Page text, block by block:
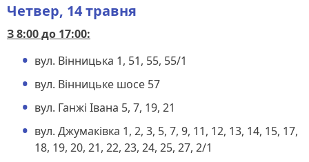
Четвер, 14 травня
З 8:00 до 17:00:
вул. Вінницька 1, 51, 55, 55/1
вул. Вінницьке шосе 57
вул. Ганжі Івана 5, 7, 19, 21
вул. Джумаківка 1, 2, 3, 5, 7, 9, 11, 12, 13, 14, 15, 17,
18, 19, 20, 21, 22, 23, 24, 25, 27, 2/1